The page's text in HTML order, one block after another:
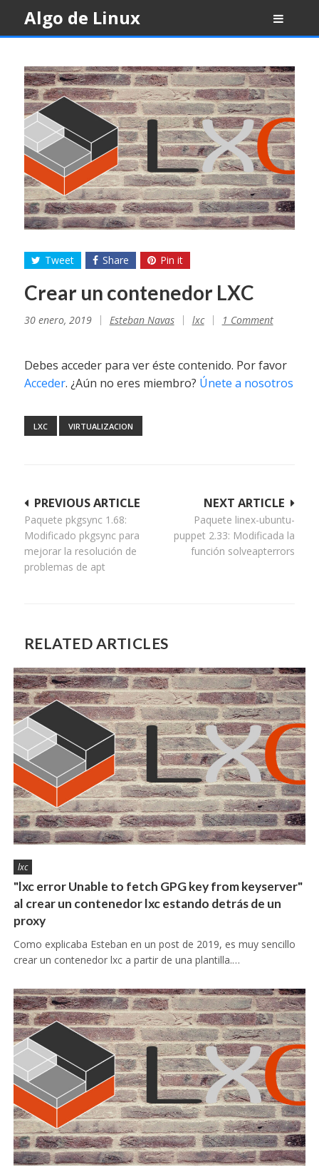
content
Algo de Linux
Tweet Share Pin it
Crear un contenedor LXC
30 enero, 2019 Esteban Navas lxc 1 Comment
Debes acceder para ver éste contenido. Por favor
Acceder. ¿Aún no eres miembro? Únete a nosotros
LXC VIRTUALIZACION
Navegación
de
entradas
NEXT ARTICLE
Paquete linex-ubuntu-
puppet 2.33: Modificada la
función solveapterrors
PREVIOUS ARTICLE
Paquete pkgsync 1.68:
Modificado pkgsync para
mejorar la resolución de
problemas de apt
RELATED ARTICLES
lxc
"lxc error Unable to fetch GPG key from keyserver"
al crear un contenedor lxc estando detrás de un
proxy
Como explicaba Esteban en un post de 2019, es muy sencillo
crear un contenedor lxc a partir de una plantilla.…